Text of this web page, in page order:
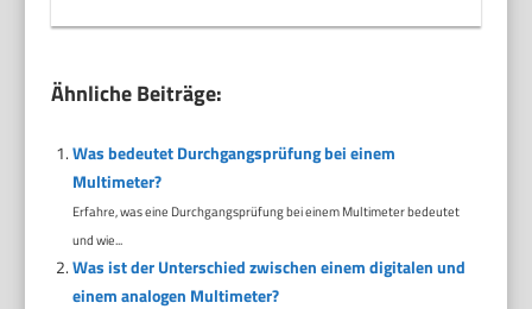
Ähnliche Beiträge:
Was bedeutet Durchgangsprüfung bei einem
Multimeter?
Erfahre, was eine Durchgangsprüfung bei einem Multimeter bedeutet
und wie...
Was ist der Unterschied zwischen einem digitalen und
einem analogen Multimeter?